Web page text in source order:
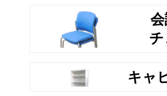
会
キャ